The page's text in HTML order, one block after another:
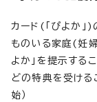
カード(「ぴよか
ものいる家庭(妊婦
よか」を提示する
どの特典を受ける
始）